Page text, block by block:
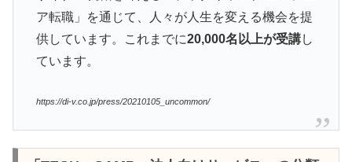
ア転職」を通じて、人々が人生を変える機会を提
供しています。これまでに20,000名以上が受講し
ています。
https://di-v.co.jp/press/20210105_uncommon/